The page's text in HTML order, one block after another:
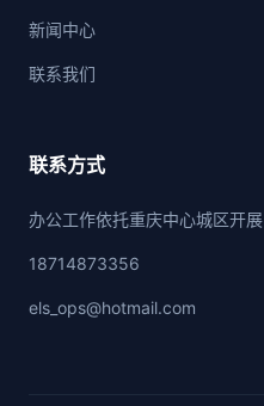
新闻中心
联系我们
联系方式
办公工作依托重庆中心城区开展
18714873356
els_ops@hotmail.com